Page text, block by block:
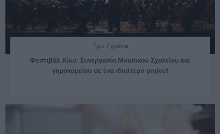
Πριν 7 χρόνια
Φεστιβάλ Χίου: Συνεργασία Μουσικού Σχολείου και
γηροκομείου σε ένα ιδιαίτερο project